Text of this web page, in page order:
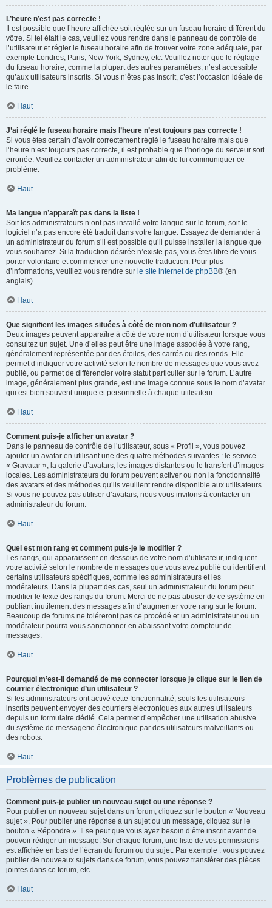
L’heure n’est pas correcte !
Il est possible que l’heure affichée soit réglée sur un fuseau horaire différent du
vôtre. Si tel était le cas, veuillez vous rendre dans le panneau de contrôle de
l’utilisateur et régler le fuseau horaire afin de trouver votre zone adéquate, par
exemple Londres, Paris, New York, Sydney, etc. Veuillez noter que le réglage
du fuseau horaire, comme la plupart des autres paramètres, n’est accessible
qu’aux utilisateurs inscrits. Si vous n’êtes pas inscrit, c’est l’occasion idéale de
le faire.
Haut
J’ai réglé le fuseau horaire mais l’heure n’est toujours pas correcte !
Si vous êtes certain d’avoir correctement réglé le fuseau horaire mais que
l’heure n’est toujours pas correcte, il est probable que l’horloge du serveur soit
erronée. Veuillez contacter un administrateur afin de lui communiquer ce
problème.
Haut
Ma langue n’apparaît pas dans la liste !
Soit les administrateurs n’ont pas installé votre langue sur le forum, soit le
logiciel n’a pas encore été traduit dans votre langue. Essayez de demander à
un administrateur du forum s’il est possible qu’il puisse installer la langue que
vous souhaitez. Si la traduction désirée n’existe pas, vous êtes libre de vous
porter volontaire et commencer une nouvelle traduction. Pour plus
d’informations, veuillez vous rendre sur le site internet de phpBB® (en
anglais).
Haut
Que signifient les images situées à côté de mon nom d’utilisateur ?
Deux images peuvent apparaître à côté de votre nom d’utilisateur lorsque vous
consultez un sujet. Une d’elles peut être une image associée à votre rang,
généralement représentée par des étoiles, des carrés ou des ronds. Elle
permet d’indiquer votre activité selon le nombre de messages que vous avez
publié, ou permet de différencier votre statut particulier sur le forum. L’autre
image, généralement plus grande, est une image connue sous le nom d’avatar
qui est bien souvent unique et personnelle à chaque utilisateur.
Haut
Comment puis-je afficher un avatar ?
Dans le panneau de contrôle de l’utilisateur, sous « Profil », vous pouvez
ajouter un avatar en utilisant une des quatre méthodes suivantes : le service
« Gravatar », la galerie d’avatars, les images distantes ou le transfert d’images
locales. Les administrateurs du forum peuvent activer ou non la fonctionnalité
des avatars et des méthodes qu’ils veuillent rendre disponible aux utilisateurs.
Si vous ne pouvez pas utiliser d’avatars, nous vous invitons à contacter un
administrateur du forum.
Haut
Quel est mon rang et comment puis-je le modifier ?
Les rangs, qui apparaissent en dessous de votre nom d’utilisateur, indiquent
votre activité selon le nombre de messages que vous avez publié ou identifient
certains utilisateurs spécifiques, comme les administrateurs et les
modérateurs. Dans la plupart des cas, seul un administrateur du forum peut
modifier le texte des rangs du forum. Merci de ne pas abuser de ce système en
publiant inutilement des messages afin d’augmenter votre rang sur le forum.
Beaucoup de forums ne toléreront pas ce procédé et un administrateur ou un
modérateur pourra vous sanctionner en abaissant votre compteur de
messages.
Haut
Pourquoi m’est-il demandé de me connecter lorsque je clique sur le lien de
courrier électronique d’un utilisateur ?
Si les administrateurs ont activé cette fonctionnalité, seuls les utilisateurs
inscrits peuvent envoyer des courriers électroniques aux autres utilisateurs
depuis un formulaire dédié. Cela permet d’empêcher une utilisation abusive
du système de messagerie électronique par des utilisateurs malveillants ou
des robots.
Haut
Problèmes de publication
Comment puis-je publier un nouveau sujet ou une réponse ?
Pour publier un nouveau sujet dans un forum, cliquez sur le bouton « Nouveau
sujet ». Pour publier une réponse à un sujet ou un message, cliquez sur le
bouton « Répondre ». Il se peut que vous ayez besoin d’être inscrit avant de
pouvoir rédiger un message. Sur chaque forum, une liste de vos permissions
est affichée en bas de l’écran du forum ou du sujet. Par exemple : vous pouvez
publier de nouveaux sujets dans ce forum, vous pouvez transférer des pièces
jointes dans ce forum, etc.
Haut